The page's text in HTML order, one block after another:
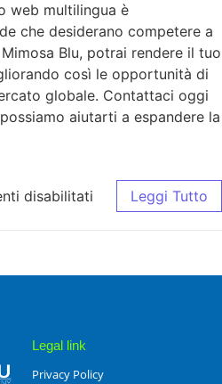
web multilingua è
che desiderano competere a
Blu, potrai rendere il tuo
così le opportunità di
globale. Contattaci oggi
aiutarti a espandere la
disabilitati Leggi Tutto
Legal link
Privacy Policy